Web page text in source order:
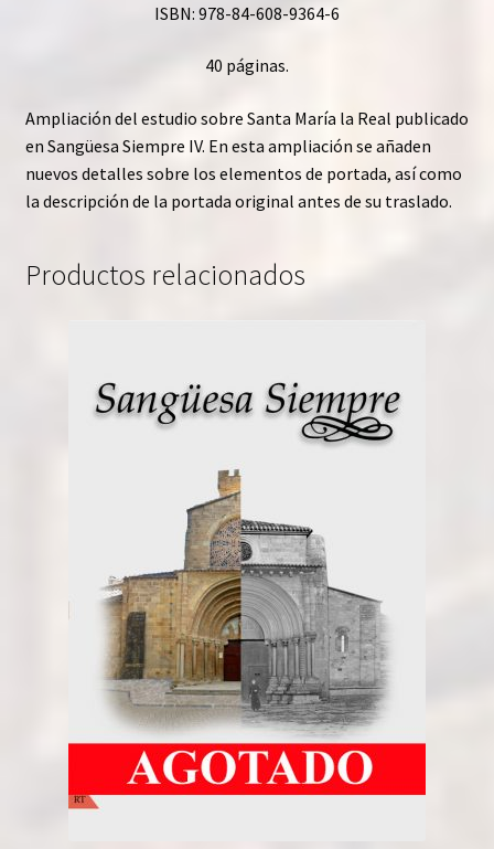
ISBN: 978-84-608-9364-6
40 páginas.
Ampliación del estudio sobre Santa María la Real publicado
en Sangüesa Siempre IV. En esta ampliación se añaden
nuevos detalles sobre los elementos de portada, así como
la descripción de la portada original antes de su traslado.
Productos relacionados